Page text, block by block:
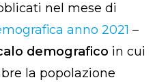
nel mese di
anno 2021 –
demografico in cui
la popolazione